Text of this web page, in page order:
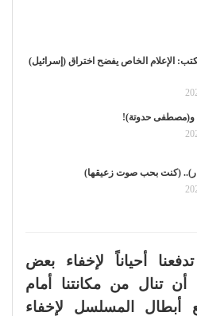
الإعلام الخاص يفضح اختراق (إسرائيل)
و(مصطفى حدوتة)!
(كنت بحب صوت زعيقها)
أحياناً لإخفاء بعض
تنال من مكانتنا أمام
أبطال المسلسل لإخفاء